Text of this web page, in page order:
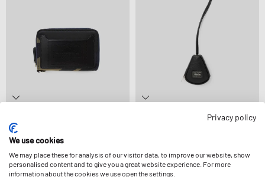
CAMOUFLAGE WALLET KEY CASE
145,99 €
242,99 €
Privacy policy
We use cookies
We may place these for analysis of our visitor data, to improve our website, show
personalised content and to give you a great website experience. For more
information about the cookies we use open the settings.